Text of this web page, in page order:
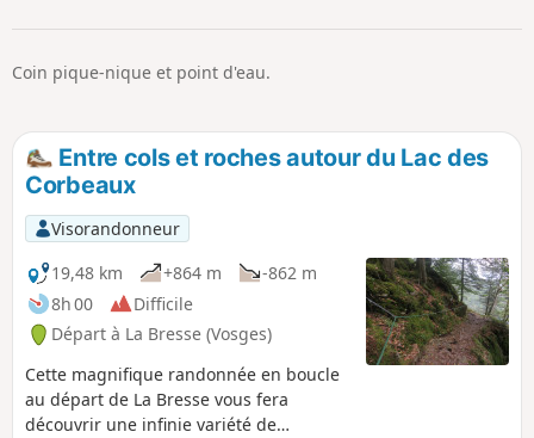
Coin pique-nique et point d'eau.
Entre cols et roches autour du Lac des
Corbeaux
Visorandonneur
19,48 km
+864 m
-862 m
8h 00
Difficile
Départ à La Bresse (Vosges)
Cette magnifique randonnée en boucle
au départ de La Bresse vous fera
découvrir une infinie variété de